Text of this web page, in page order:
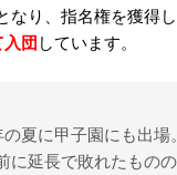
なり、指名権を獲得
入団 しています。
夏に甲子園にも出場
に延長で敗れたもの